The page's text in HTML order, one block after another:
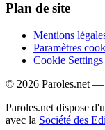
Plan de site
Mentions
Paramètres
Cookie Settings
© 2026 Paroles.net —
Paroles.net dispose
avec la Société des